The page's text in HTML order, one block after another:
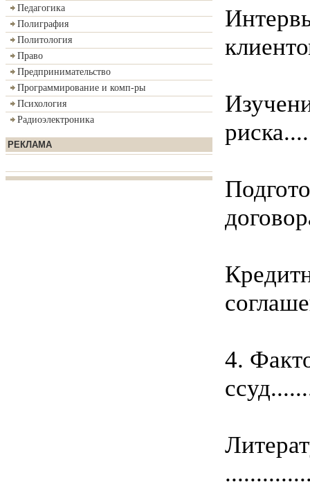
Педагогика
Полиграфия
Политология
Право
Предпринимательство
Программирование и комп-ры
Психология
Радиоэлектроника
РЕКЛАМА
4.